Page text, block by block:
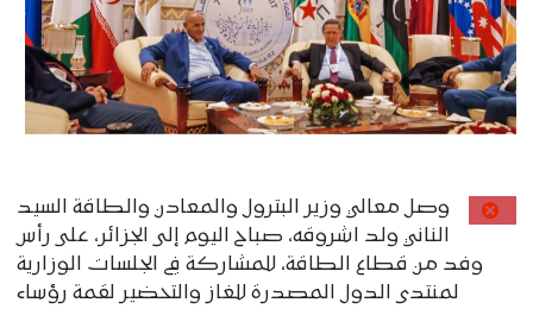
وصل معالي وزير البترول والمعادن والطاقة السيد
الناني ولد اشروقه، صباح اليوم إلى الجزائر، على رأس
وفد من قطاع الطاقة، للمشاركة في الجلسات الوزارية
لمنتدى الدول المصدرة للغاز والتحضير لقمة رؤساء